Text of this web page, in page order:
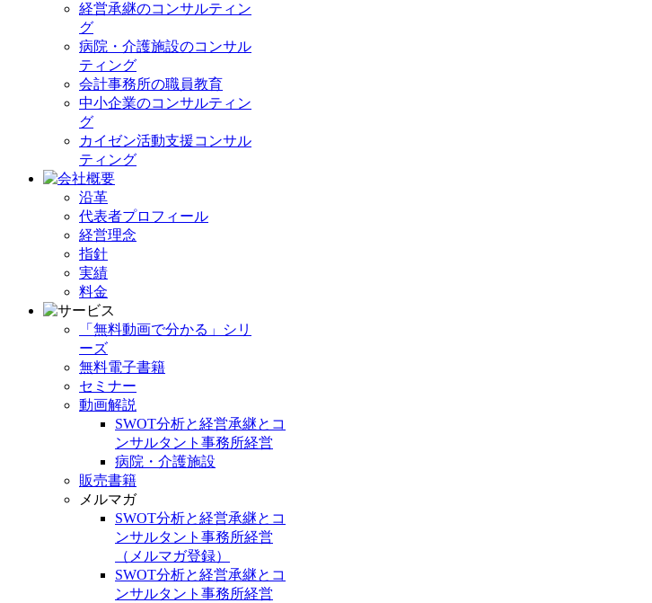
経営承継のコンサルティン
グ
病院・介護施設のコンサル
ティング
会計事務所の職員教育
中小企業のコンサルティン
グ
カイゼン活動支援コンサル
ティング
沿革
代表者プロフィール
経営理念
指針
実績
料金
「無料動画で分かる」シリ
ーズ
無料電子書籍
セミナー
動画解説
SWOT分析と経営承継とコ
ンサルタント事務所経営
病院・介護施設
販売書籍
メルマガ
SWOT分析と経営承継とコ
ンサルタント事務所経営
（メルマガ登録）
SWOT分析と経営承継とコ
ンサルタント事務所経営